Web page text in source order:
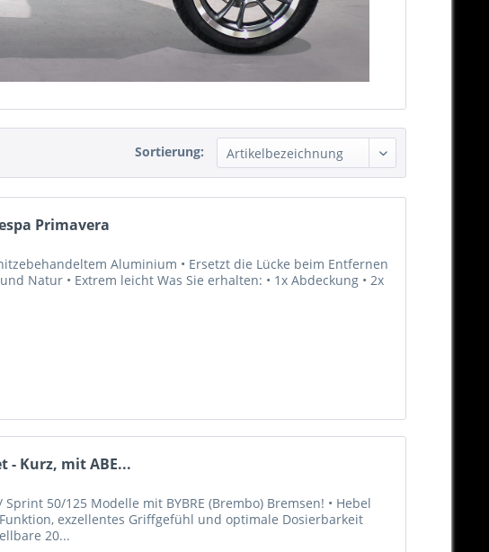
Sortierung:
Primavera
Aluminium • Ersetzt die Lücke beim Entfernen
Natur • Extrem leicht Was Sie erhalten: • 1x Abdeckung • 2x
- Kurz, mit ABE...
50/125 Modelle mit BYBRE (Brembo) Bremsen! • Hebel
exzellentes Griffgefühl und optimale Dosierbarkeit
20...